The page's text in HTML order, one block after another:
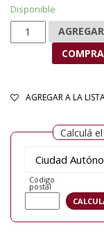
Disponible
El misterio del lobo
AGREGAR A LA
Calculá
Código
postal